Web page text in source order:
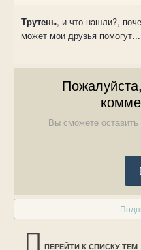
Трутень, и что нашли?,
может мои друзья помогут...
Вы сможете
ПЕРЕЙТИ К СПИСКУ ТЕМ